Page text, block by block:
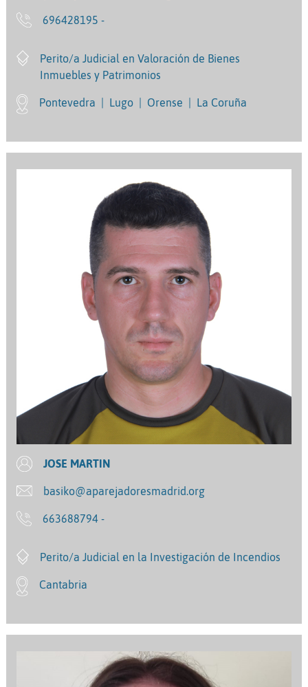
696428195 -
Perito/a Judicial en Valoración de Bienes
Inmuebles y Patrimonios
Pontevedra Lugo Orense La Coruña
JOSE MARTIN
basiko@aparejadoresmadrid.org
663688794 -
Perito/a Judicial en la Investigación de Incendios
Cantabria